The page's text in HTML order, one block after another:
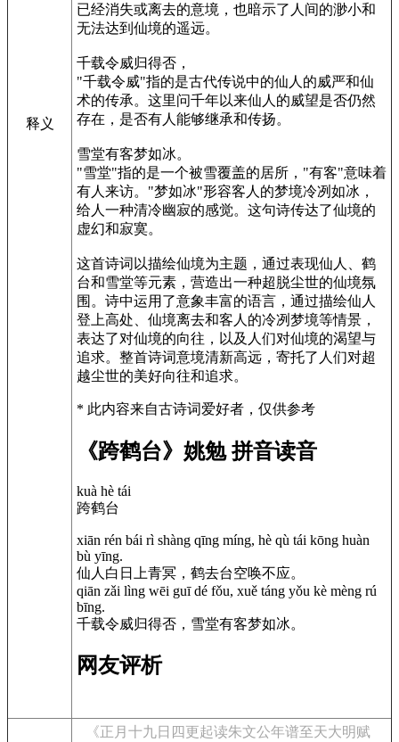
释义
已经消失或离去的意境，也暗示了人间的渺小和
无法达到仙境的遥远。
千载令威归得否，
"千载令威"指的是古代传说中的仙人的威严和仙
术的传承。这里问千年以来仙人的威望是否仍然
存在，是否有人能够继承和传扬。
雪堂有客梦如冰。
"雪堂"指的是一个被雪覆盖的居所，"有客"意味着
有人来访。"梦如冰"形容客人的梦境冷冽如冰，
给人一种清冷幽寂的感觉。这句诗传达了仙境的
虚幻和寂寞。
这首诗词以描绘仙境为主题，通过表现仙人、鹤
台和雪堂等元素，营造出一种超脱尘世的仙境氛
围。诗中运用了意象丰富的语言，通过描绘仙人
登上高处、仙境离去和客人的冷冽梦境等情景，
表达了对仙境的向往，以及人们对仙境的渴望与
追求。整首诗词意境清新高远，寄托了人们对超
越尘世的美好向往和追求。
* 此内容来自古诗词爱好者，仅供参考
《跨鹤台》姚勉 拼音读音
kuà hè tái
跨鹤台
xiān rén bái rì shàng qīng míng, hè qù tái kōng huàn
bù yīng.
仙人白日上青冥，鹤去台空唤不应。
qiān zǎi lìng wēi guī dé fǒu, xuě táng yǒu kè mèng rú
bīng.
千载令威归得否，雪堂有客梦如冰。
网友评析
《正月十九日四更起读朱文公年谱至天大明赋